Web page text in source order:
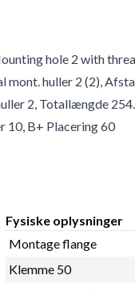
hole 2 with
huller 2 (2),
2, Totallængde
10, B+ Placering 60
Fysiske oplysninger
Montage flange
Klemme 50